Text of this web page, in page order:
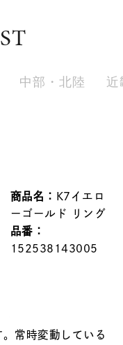
すべて表示
中部・北陸 近
商品名：
K7イエロ
ーゴールド リング
品番：
152538143005
常時変動している